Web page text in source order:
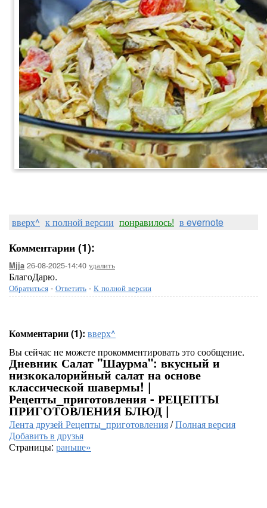
вверх^ к полной версии понравилось! в evernote
Комментарии (1):
Mjja 26-08-2025-14:40 удалить
БлагоДарю.
Обратиться - Ответить - К полной версии
Комментарии (1): вверх^
Вы сейчас не можете прокомментировать это сообщение.
Дневник Салат "Шаурма": вкусный и
низкокалорийный салат на основе
классической шавермы! |
Рецепты_приготовления - РЕЦЕПТЫ
ПРИГОТОВЛЕНИЯ БЛЮД |
Лента друзей Рецепты_приготовления/Полная версия
Добавить в друзья
Страницы: раньше»